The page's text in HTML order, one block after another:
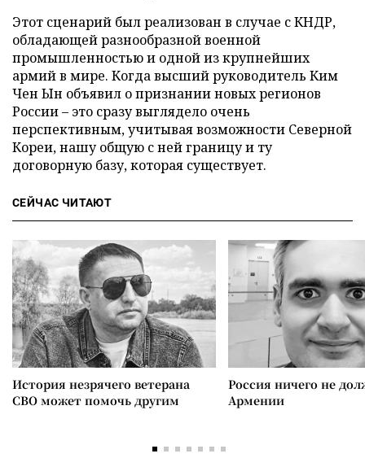
Этот сценарий был реализован в случае с КНДР,
обладающей разнообразной военной
промышленностью и одной из крупнейших
армий в мире. Когда высший руководитель Ким
Чен Ын объявил о признании новых регионов
России – это сразу выглядело очень
перспективным, учитывая возможности Северной
Кореи, нашу общую с ней границу и ту
договорную базу, которая существует.
СЕЙЧАС ЧИТАЮТ
История незрячего ветерана
СВО может помочь другим
Россия ничего не
Армении